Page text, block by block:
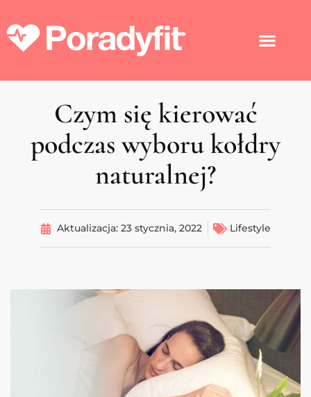
Czym się kierować
podczas wyboru kołdry
naturalnej?
Aktualizacja: 23 stycznia, 2022 Lifestyle